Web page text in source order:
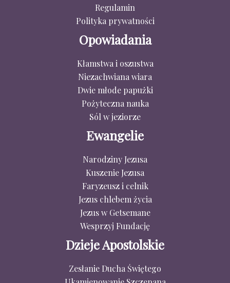
Regulamin
Polityka prywatności
Opowiadania
Kłamstwa i oszustwa
Niezachwiana wiara
Dwie młode papużki
Pożyteczna nauka
Sól w jeziorze
Ewangelie
Narodziny Jezusa
Kuszenie Jezusa
Faryzeusz i celnik
Jezus chlebem życia
Jezus w Getsemane
Wesprzyj Fundację
Dzieje Apostolskie
Zesłanie Ducha Świętego